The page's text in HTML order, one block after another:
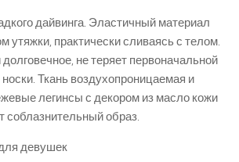
дайвинга. Эластичный материал
утяжки, практически сливаясь с телом.
не теряет первоначальной
Ткань воздухопроницаемая и
легинсы с декором из масло кожи
соблазнительный образ.
девушек